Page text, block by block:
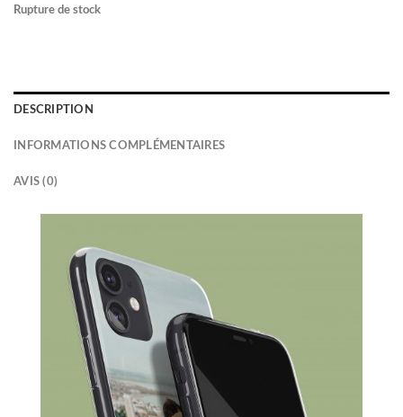
Rupture de stock
DESCRIPTION
INFORMATIONS COMPLÉMENTAIRES
AVIS (0)